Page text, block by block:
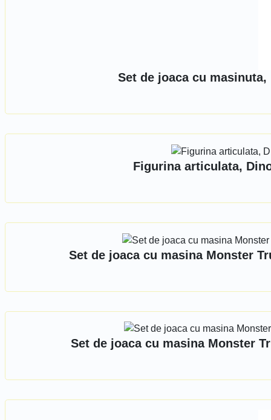
Set de joaca cu
Figurina articulata,
Set de joaca cu masina Monster
Set de joaca cu masina Monster